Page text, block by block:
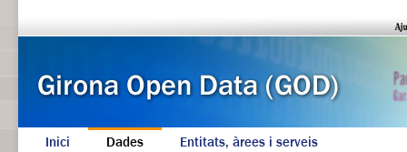
Inici Dades Entitats, àrees i serveis